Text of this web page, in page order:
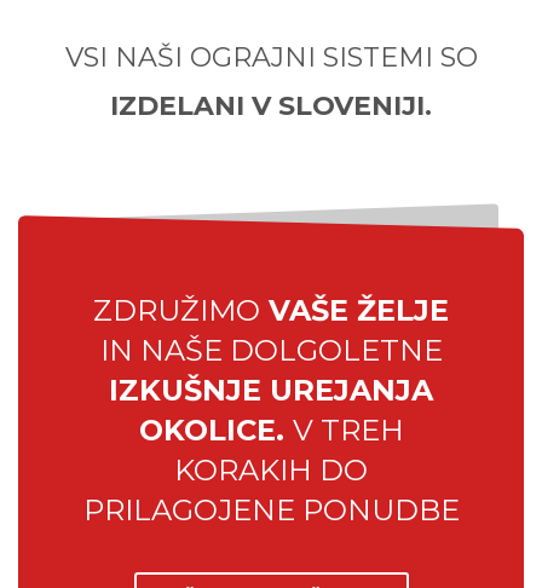
VSI NAŠI OGRAJNI SISTEMI SO
IZDELANI V SLOVENIJI.
ZDRUŽIMO VAŠE ŽELJE
IN NAŠE DOLGOLETNE
IZKUŠNJE UREJANJA
OKOLICE. V TREH
KORAKIH DO
PRILAGOJENE PONUDBE